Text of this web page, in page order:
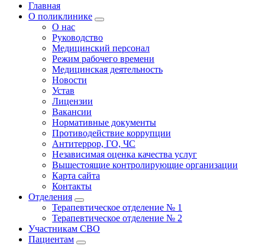
Главная
О поликлинике
О нас
Руководство
Медицинский персонал
Режим рабочего времени
Медицинская деятельность
Новости
Устав
Лицензии
Вакансии
Нормативные документы
Противодействие коррупции
Антитеррор, ГО, ЧС
Независимая оценка качества услуг
Вышестоящие контролирующие организации
Карта сайта
Контакты
Отделения
Терапевтическое отделение № 1
Терапевтическое отделение № 2
Участникам СВО
Пациентам